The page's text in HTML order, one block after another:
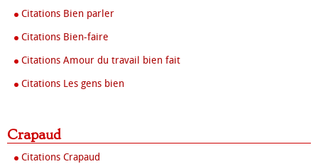
Citations Bien parler
Citations Bien-faire
Citations Amour du travail bien fait
Citations Les gens bien
Crapaud
Citations Crapaud